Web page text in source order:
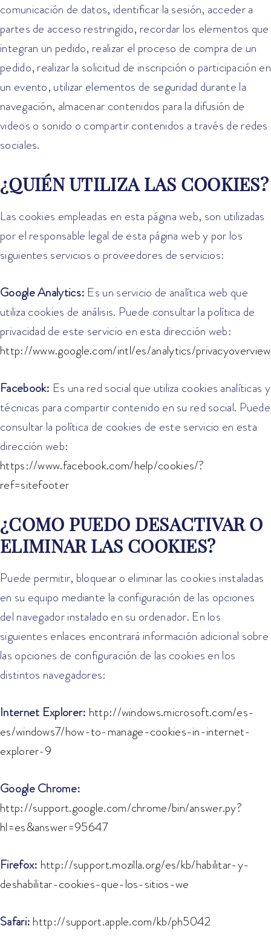
comunicación de datos, identificar la sesión, acceder a
partes de acceso restringido, recordar los elementos que
integran un pedido, realizar el proceso de compra de un
pedido, realizar la solicitud de inscripción o participación en
un evento, utilizar elementos de seguridad durante la
navegación, almacenar contenidos para la difusión de
videos o sonido o compartir contenidos a través de redes
sociales.
¿QUIÉN UTILIZA LAS COOKIES?
Las cookies empleadas en esta página web, son utilizadas
por el responsable legal de esta página web y por los
siguientes servicios o proveedores de servicios:
Google Analytics: Es un servicio de analítica web que
utiliza cookies de análisis. Puede consultar la política de
privacidad de este servicio en esta dirección web:
http://www.google.com/intl/es/analytics/
Facebook: Es una red social que utiliza cookies analíticas y
técnicas para compartir contenido en su red social. Puede
consultar la política de cookies de este servicio en esta
dirección web:
https://www.facebook.com/help/cookies/?
ref=sitefooter
¿COMO PUEDO DESACTIVAR O
ELIMINAR LAS COOKIES?
Puede permitir, bloquear o eliminar las cookies instaladas
en su equipo mediante la configuración de las opciones
del navegador instalado en su ordenador. En los
siguientes enlaces encontrará información adicional sobre
las opciones de configuración de las cookies en los
distintos navegadores:
Internet Explorer: http://windows.microsoft.com/es-
es/windows7/how-to-manage-cookies-in-internet-
explorer-9
Google Chrome:
http://support.google.com/chrome/bin/answer.py?
hl=es&answer=95647
Firefox: http://support.mozilla.org/es/kb/habilitar-y-
deshabilitar-cookies-que-los-sitios-we
Safari: http://support.apple.com/kb/ph5042